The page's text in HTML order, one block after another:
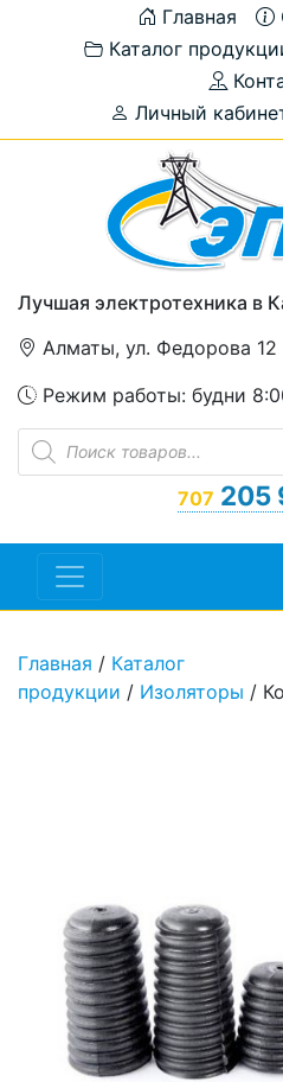
Главная
Каталог
Личный
Лучшая электротехника в
Алматы, ул. Федорова 12
Режим работы: будни
Поиск
товаров
707 205
Главная / Каталог
продукции / Изоляторы /